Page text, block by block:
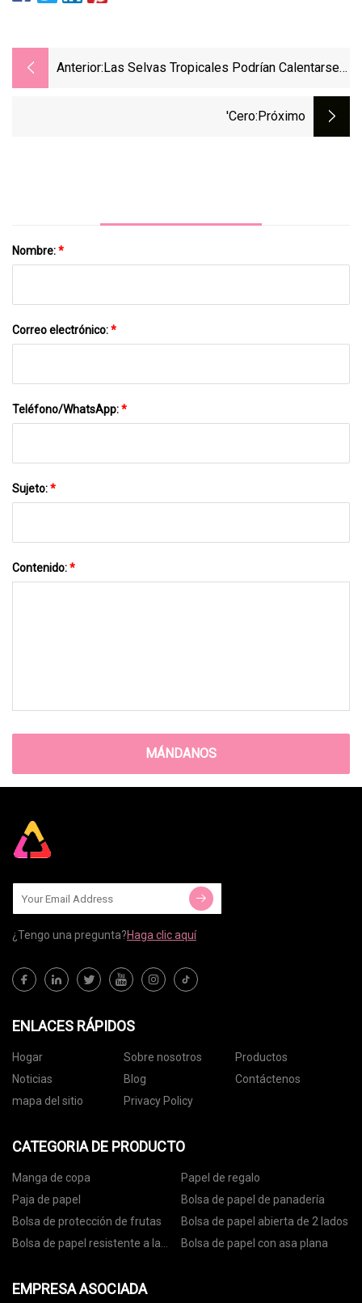
Anterior: Las Selvas Tropicales Podrían Calentarse
'Cero:próximo
Nombre:*
Correo electrónico:*
Teléfono/WhatsApp:*
Sujeto:*
Contenido:*
MÁNDANOS
¿Tengo una pregunta?Haga clic aquí
ENLACES RÁPIDOS
Hogar Sobre nosotros
Productos
Noticias
Blog
Contáctenos
mapa del sitio
Privacy Policy
CATEGORIA DE PRODUCTO
Manga de copa
Papel de regalo
Paja de papel
Bolsa de papel de panadería
Bolsa de protección de frutas
Bolsa de papel abierta de 2 lados
Bolsa de papel resistente a la
Bolsa de papel con asa plana
EMPRESA ASOCIADA